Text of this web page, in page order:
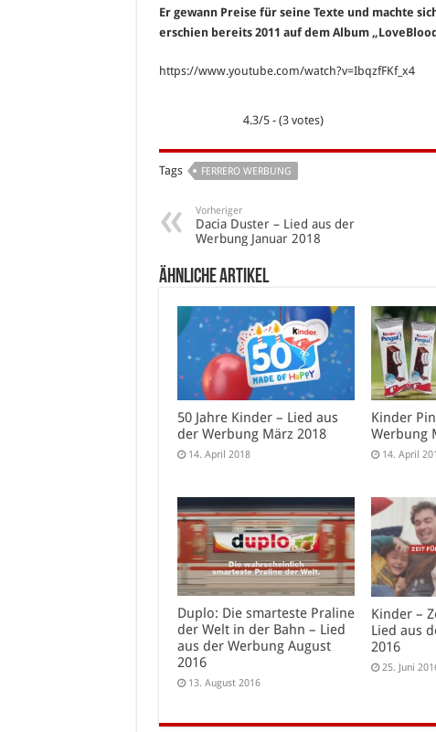
Er gewann Preise für seine Texte und machte
erschien bereits 2011 auf dem Album
https://www.youtube.com/watch?v=IbqzfFKf_x4
4.3/5 - (3 votes)
Tags FERRERO WERBUNG
Vorheriger
Dacia Duster – Lied aus der
Werbung Januar 2018
Ähnliche Artikel
50 Jahre Kinder – Lied aus
der Werbung März 2018
14. April 2018
Kinder
Werbung
14. April
Duplo: Die smarteste Praline
der Welt in der Bahn – Lied
aus der Werbung August
2016
13. August 2016
Kinder –
Lied aus
2016
25. Juni